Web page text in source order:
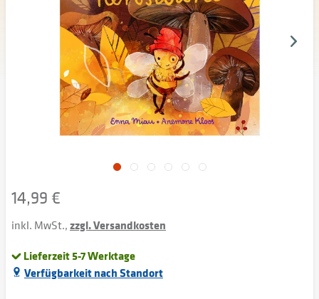
14,99 €
inkl. MwSt.,zzgl. Versandkosten
Lieferzeit 5-7 Werktage
Verfügbarkeit nach Standort